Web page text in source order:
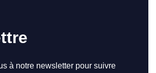
à notre newsletter pour suivre